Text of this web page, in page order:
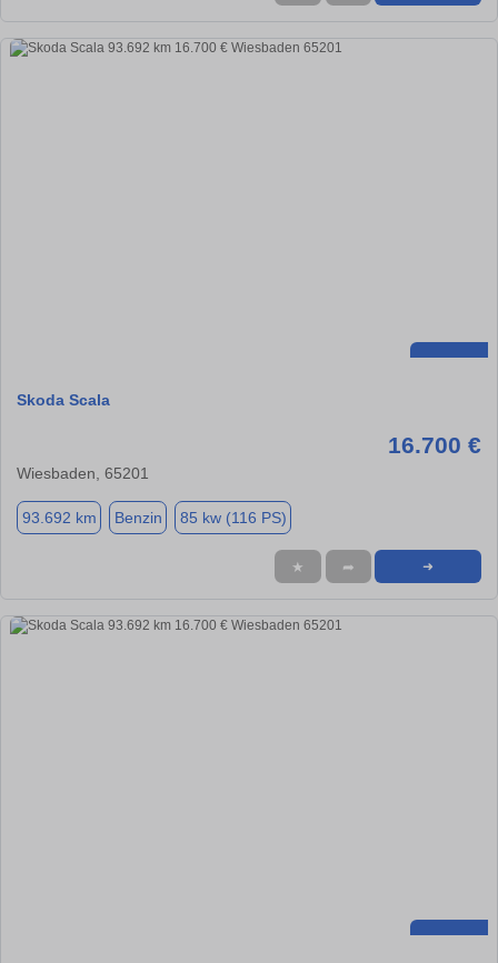
Skoda Scala
16.700 €
Wiesbaden, 65201
93.692 km Benzin 85 kw (116 PS)
★ ➦ ➜